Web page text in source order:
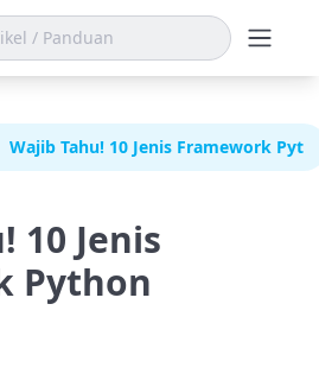
Wajib Tahu! 10 Jenis Framework
10 Jenis
Python